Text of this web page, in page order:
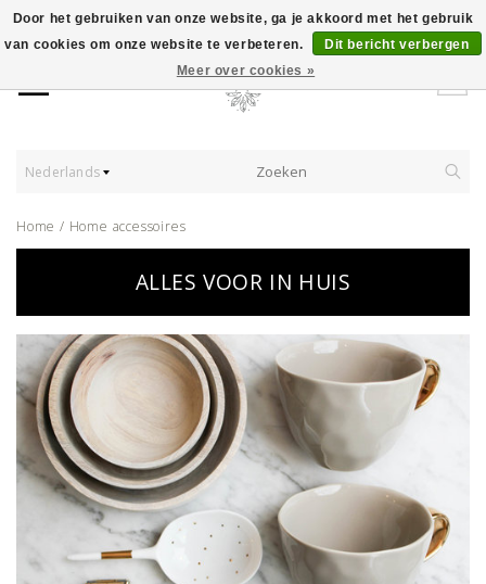
Nederlands
Home / Home accessoires
ALLES VOOR IN HUIS
Door het gebruiken van onze website, ga je akkoord met het gebruik
van cookies om onze website te verbeteren.
Dit bericht verbergen
Meer over cookies »